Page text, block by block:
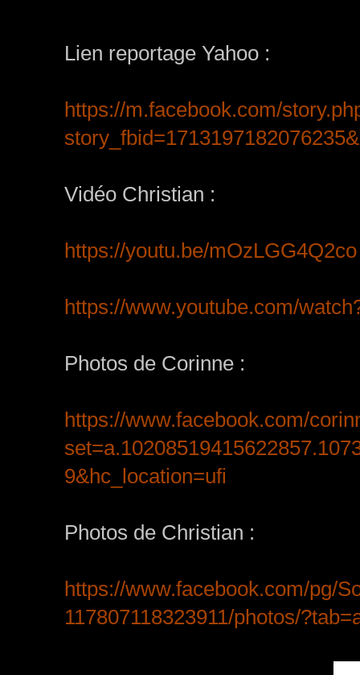
Lien reportage Yahoo :
https://m.facebook.com/
Vidéo Christian :
https://youtu.be/mOzLGG4Q2co
https://www.youtube.com/
Photos de Corinne :
https://www.facebook.com/
9&hc_location=ufi
Photos de Christian :
https://www.facebook.com/pg/
117807118323911/photos/